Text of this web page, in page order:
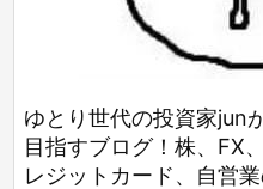
ゆとり世代の投資家jun
目指すブログ！株、FX
レジットカード、自営